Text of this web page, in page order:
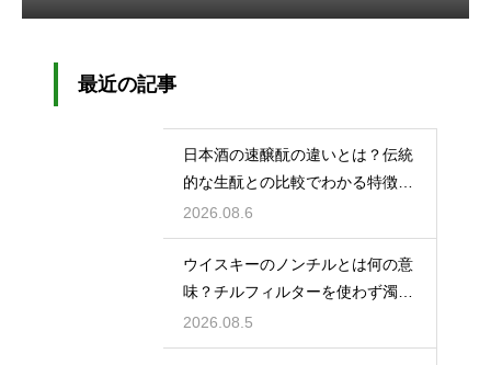
最近の記事
日本酒の速醸酛の違いとは？伝統
的な生酛との比較でわかる特徴を
解説
2026.08.6
ウイスキーのノンチルとは何の意
味？チルフィルターを使わず濁り
をあえて残す製法
2026.08.5